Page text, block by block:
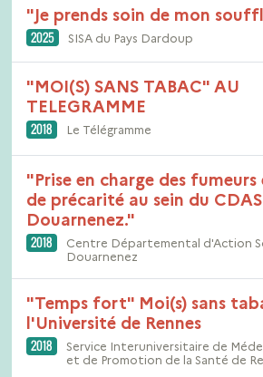
"Je prends soin de mon
2025 SISA du Pays Dardoup
"MOI(S) SANS TABAC" AU
TELEGRAMME
2018 Le Télégramme
"Prise en charge des
de précarité au sein du
Douarnenez."
2018
Centre Départemental d'Action
Douarnenez
"Temps fort" Moi(s) sans
l'Université de Rennes
2018
Service Interuniversitaire de
et de Promotion de la Santé de